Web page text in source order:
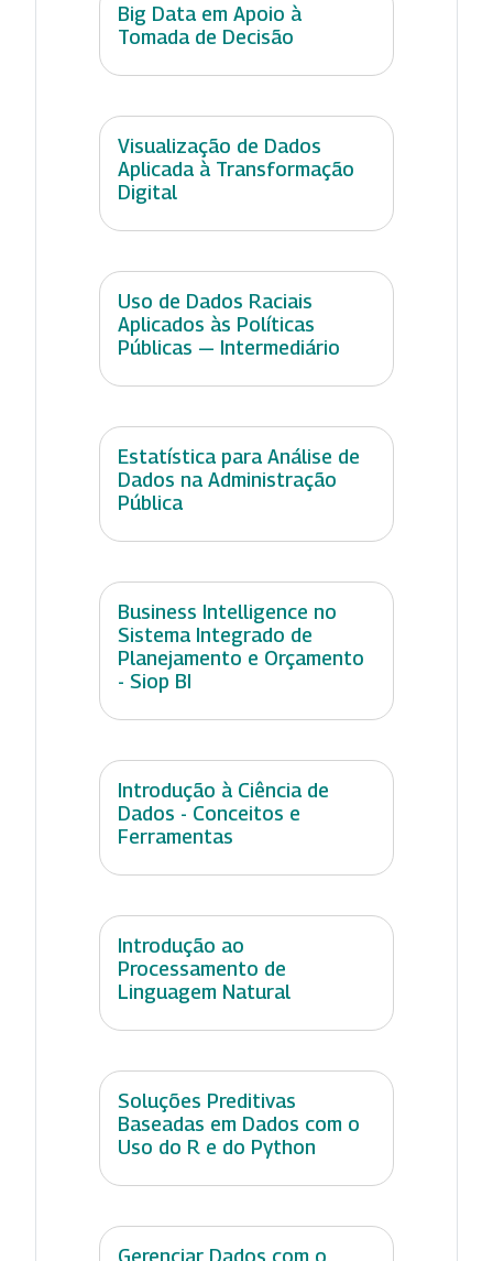
Big Data em Apoio à
Tomada de Decisão
Visualização de Dados
Aplicada à Transformação
Digital
Uso de Dados Raciais
Aplicados às Políticas
Públicas — Intermediário
Estatística para Análise de
Dados na Administração
Pública
Business Intelligence no
Sistema Integrado de
Planejamento e Orçamento
- Siop BI
Introdução à Ciência de
Dados - Conceitos e
Ferramentas
Introdução ao
Processamento de
Linguagem Natural
Soluções Preditivas
Baseadas em Dados com o
Uso do R e do Python
Gerenciar Dados com o